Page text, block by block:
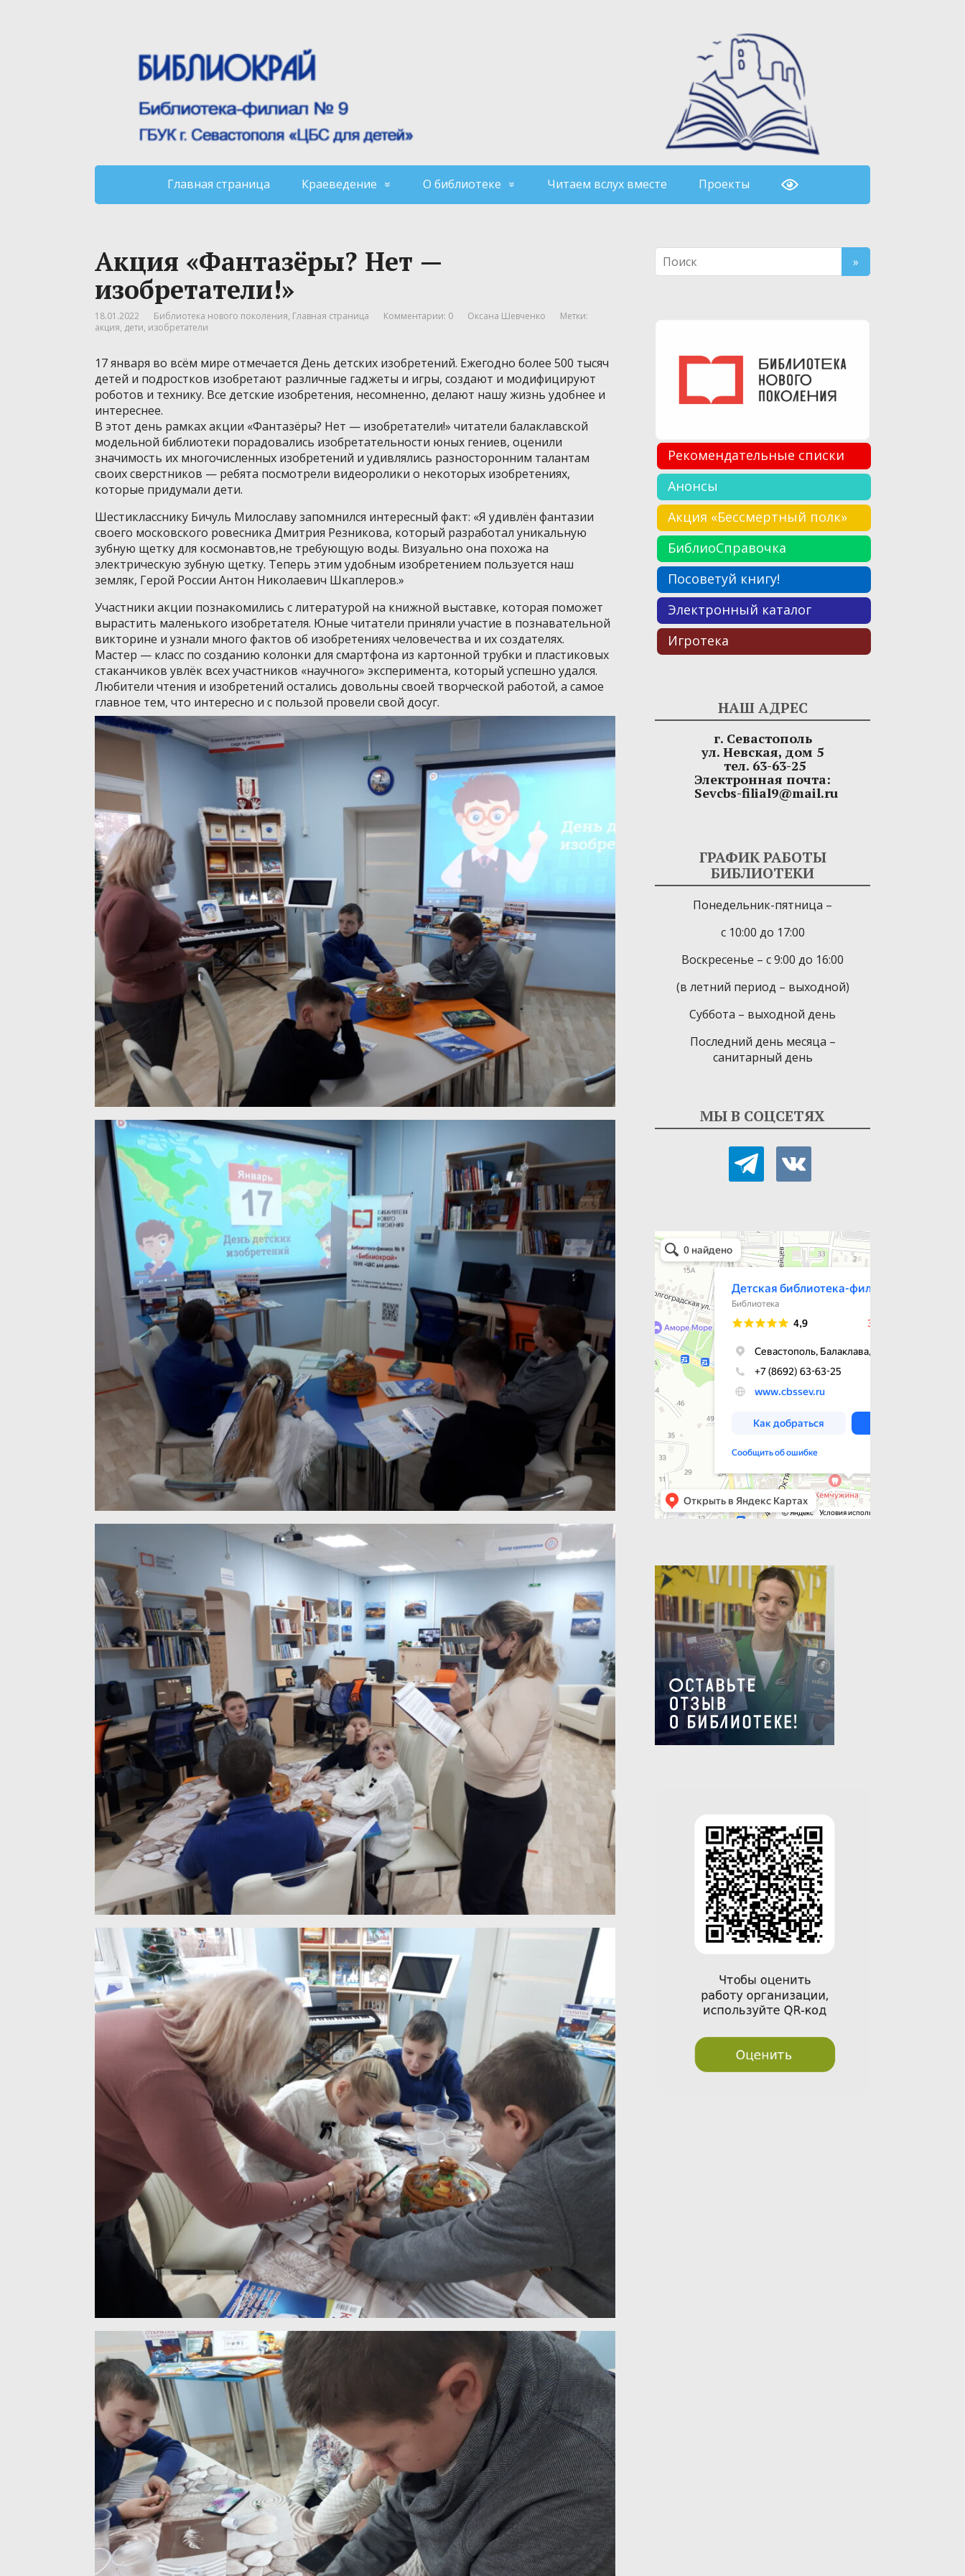
Главная страница Краеведение О библиотеке Читаем вслух вместе Проекты
Акция «Фантазёры? Нет —
изобретатели!»
18.01.2022 Библиотека нового поколения, Главная страница Комментарии: 0 Оксана Шевченко
Метки:
акция, дети, изобретатели
17 января во всём мире отмечается День детских изобретений. Ежегодно более 500 тысяч
детей и подростков изобретают различные гаджеты и игры, создают и модифицируют
роботов и технику. Все детские изобретения, несомненно, делают нашу жизнь удобнее и
интереснее.
В этот день рамках акции «Фантазёры? Нет — изобретатели!» читатели балаклавской
модельной библиотеки порадовались изобретательности юных гениев, оценили
значимость их многочисленных изобретений и удивлялись разносторонним талантам
своих сверстников — ребята посмотрели видеоролики о некоторых изобретениях,
которые придумали дети.
Шестикласснику Бичуль Милославу запомнился интересный факт: «Я удивлён фантазии
своего московского ровесника Дмитрия Резникова, который разработал уникальную
зубную щетку для космонавтов,не требующую воды. Визуально она похожа на
электрическую зубную щетку. Теперь этим удобным изобретением пользуется наш
земляк, Герой России Антон Николаевич Шкаплеров.»
Участники акции познакомились с литературой на книжной выставке, которая поможет
вырастить маленького изобретателя. Юные читатели приняли участие в познавательной
викторине и узнали много фактов об изобретениях человечества и их создателях.
Мастер — класс по созданию колонки для смартфона из картонной трубки и пластиковых
стаканчиков увлёк всех участников «научного» эксперимента, который успешно удался.
Любители чтения и изобретений остались довольны своей творческой работой, а самое
главное тем, что интересно и с пользой провели свой досуг.
Рекомендательные списки
Анонсы
Акция «Бессмертный полк»
БиблиоСправочка
Посоветуй книгу!
Электронный каталог
Игротека
НАШ АДРЕС
г. Севастополь
ул. Невская, дом 5
тел. 63-63-25
Электронная почта:
Sevcbs-filial9@mail.ru
ГРАФИК РАБОТЫ
БИБЛИОТЕКИ
Понедельник-пятница –
с 10:00 до 17:00
Воскресенье – с 9:00 до 16:00
(в летний период – выходной)
Суббота – выходной день
Последний день месяца –
санитарный день
МЫ В СОЦСЕТЯХ
telegram vkontakte
Детская библиотека-филиал № 9
Библиотека в Севастополе